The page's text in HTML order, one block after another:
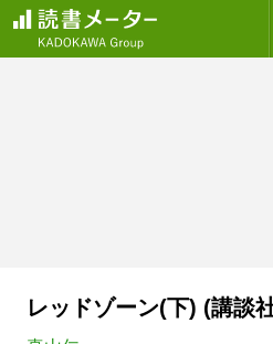
レッドゾーン(下) (講談